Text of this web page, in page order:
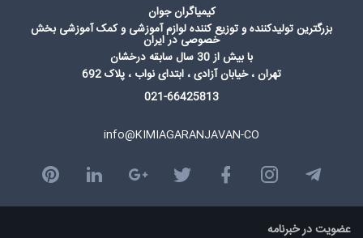
کیمیاگران جوان
بزرگترین تولیدکننده و توزیع کننده لوازم آموزشی و کمک آموزشی بخش
خصوصی در ایران
با بیش از 30 سال سابقه درخشان
تهران ، خیابان آزادی ، ابتدای نواب ، پلاک 692
021-66425813
info@KIMIAGARANJAVAN-CO
عضویت در خبرنامه